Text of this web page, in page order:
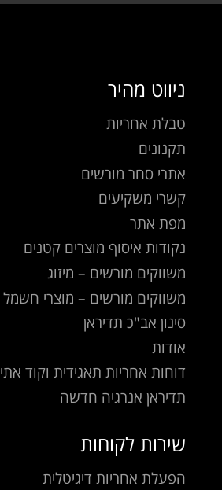
ניווט מהיר
טבלת אחריות
תקנונים
אתרי סחר מורשים
קשרי משקיעים
מפת אתר
נקודות איסוף מוצרים קטנים
משווקים מורשים – מיזוג
משווקים מורשים – מוצרי חשמל
סינון אב"כ תדיראן
אודות
דוחות אחריות תאגידית וקוד אתי
תדיראן אנרגיה חדשה
שירות לקוחות
הפעלת אחריות דיגיטלית